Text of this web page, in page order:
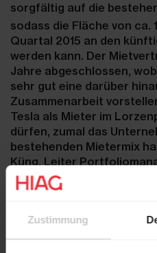
Zustimmung
sorgfältig auf die
sodass die Fläche von ca.
Quartal 2015 an den
werden kann. Der
Jahre abgeschlossen,
sehr gut eine darüber
Zusammenarbeit
Tesla als Mieter im
dürfen, zumal das
bestehenden Mietermix
Küng, Leiter
Immobilien.